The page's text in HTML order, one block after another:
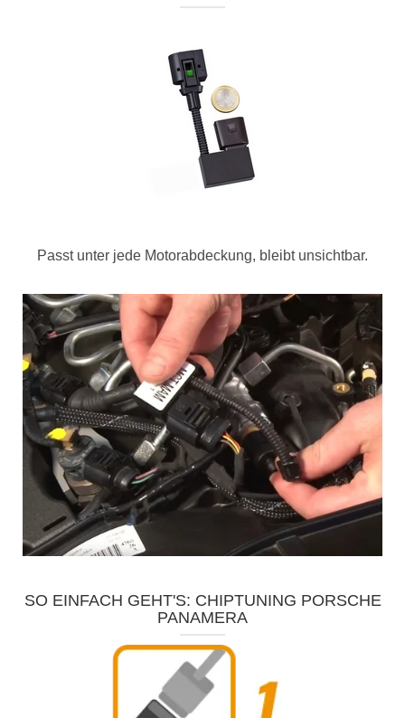
Passt unter jede Motorabdeckung, bleibt unsichtbar.
SO EINFACH GEHT'S: CHIPTUNING PORSCHE
PANAMERA